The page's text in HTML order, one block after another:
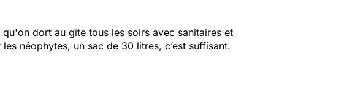
qu'on dort au gîte tous les soirs avec sanitaires et
néophytes, un sac de 30 litres, c’est suffisant.